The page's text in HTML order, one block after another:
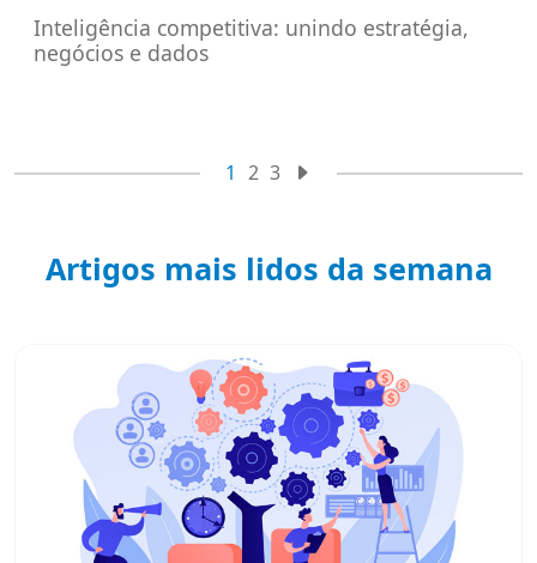
Inteligência competitiva: unindo estratégia,
negócios e dados
1 2 3
Artigos mais lidos da semana